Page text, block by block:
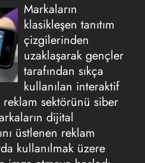
Markaların
klasikleşen tanıtım
çizgilerinden
uzaklaşarak gençler
tarafından sıkça
kullanılan interaktif
sektörünü siber
dijital
üstlenen reklam
kullanılmak üzere